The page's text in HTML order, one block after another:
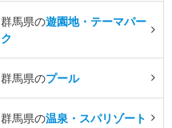
群馬県の遊園地・テーマパー
ク
群馬県のプール
群馬県の温泉・スパリゾート